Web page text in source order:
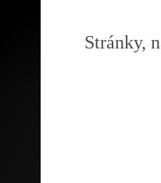
Stránky,